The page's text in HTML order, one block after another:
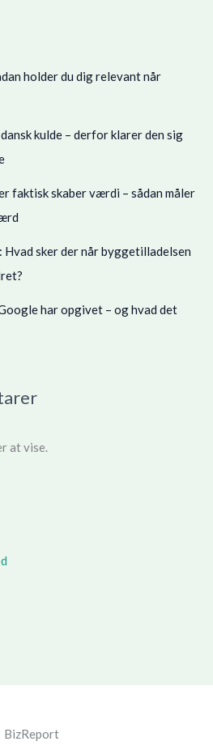
holder du dig relevant når
kulde – derfor klarer den sig
faktisk skaber værdi – sådan måler
sker der når byggetilladelsen
har opgivet – og hvad det
at vise.
BizReport